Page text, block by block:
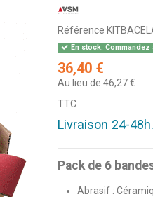
Référence
En stock.
36,40 €
Au lieu de 46,27 €
TTC
Livraison 24-48h.
Pack de 6
Abrasif :